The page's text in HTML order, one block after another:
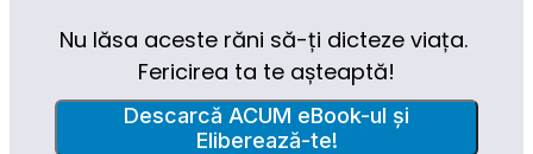
Nu lăsa aceste răni să-ți dicteze viața.
Fericirea ta te așteaptă!
Descarcă ACUM eBook-ul și
Eliberează-te!